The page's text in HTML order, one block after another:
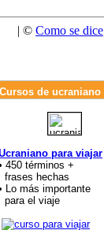
| © Como se dice
Cursos de ucraniano
para viajar
450 términos +
frases hechas
Lo más importante
para el viaje